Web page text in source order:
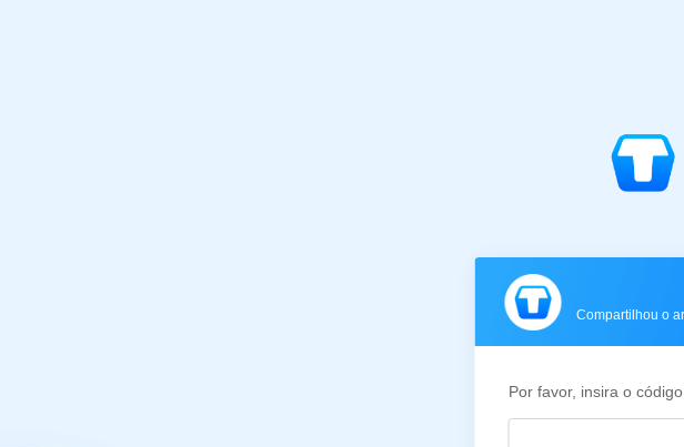
Compartilhou o
Por favor, insira o